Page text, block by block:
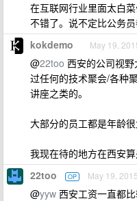
在互联网行业里面太白
不错了。说不定比公务员
kokdemo May 19,
@22too 西安的公司视
过任何的技术聚会/各种
讲座之类的。
大部分的员工都是年龄
我现在待的地方在西安
22too OP May 19, 2015
@yyw 西安工资一直都